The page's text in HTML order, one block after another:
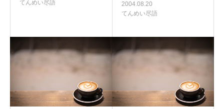
てんめい尽語
2004.08.20
てんめい尽語